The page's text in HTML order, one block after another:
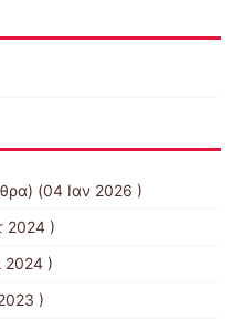
(04 Ιαν 2026 )
2024 )
2024 )
)